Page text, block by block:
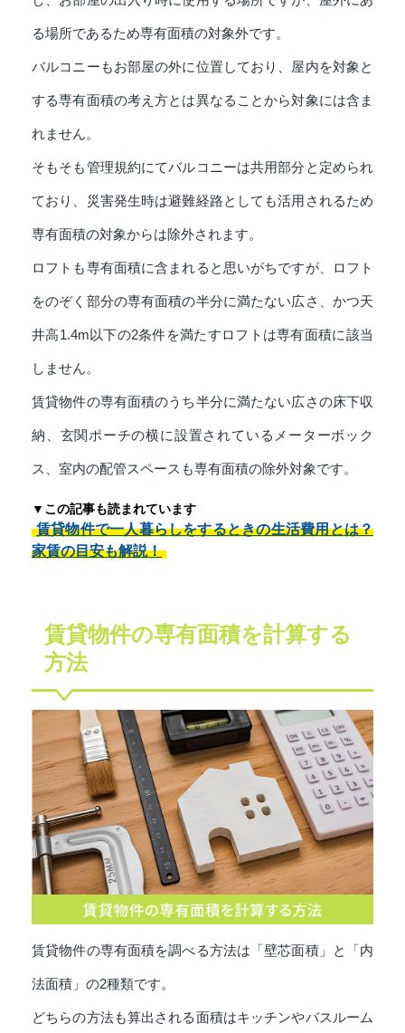
る場所であるため専有面積の対象外です。
バルコニーもお部屋の外に位置しており、屋内を対象と
する専有面積の考え方とは異なることから対象には含ま
れません。
そもそも管理規約にてバルコニーは共用部分と定められ
ており、災害発生時は避難経路としても活用されるため
専有面積の対象からは除外されます。
ロフトも専有面積に含まれると思いがちですが、ロフト
をのぞく部分の専有面積の半分に満たない広さ、かつ天
井高1.4m以下の2条件を満たすロフトは専有面積に該当
しません。
賃貸物件の専有面積のうち半分に満たない広さの床下収
納、玄関ポーチの横に設置されているメーターボック
ス、室内の配管スペースも専有面積の除外対象です。
▼この記事も読まれています
賃貸物件で一人暮らしをするときの生活費用とは？
家賃の目安も解説！
賃貸物件の専有面積を計算する
方法
賃貸物件の専有面積を調べる方法は「壁芯面積」と「内
法面積」の2種類です。
どちらの方法も算出される面積はキッチンやバスルーム